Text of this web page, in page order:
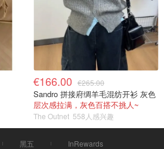
€166.00 €265.00
Sandro 拼接府绸羊毛混纺开衫 灰色
层次感拉满，灰色百搭不挑人~
The Outnet 558人感兴趣
黑五 InRewards